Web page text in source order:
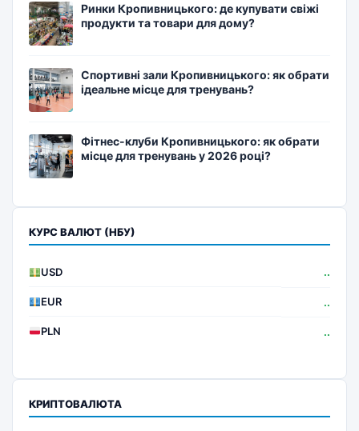
Ринки Кропивницького: де купувати свіжі
продукти та товари для дому?
Спортивні зали Кропивницького: як обрати
ідеальне місце для тренувань?
Фітнес-клуби Кропивницького: як обрати
місце для тренувань у 2026 році?
КУРС ВАЛЮТ (НБУ)
USD ..
EUR ..
PLN ..
КРИПТОВАЛЮТА